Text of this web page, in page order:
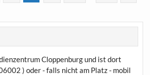
Cloppenburg und ist dort
) oder - falls nicht am Platz - mobil